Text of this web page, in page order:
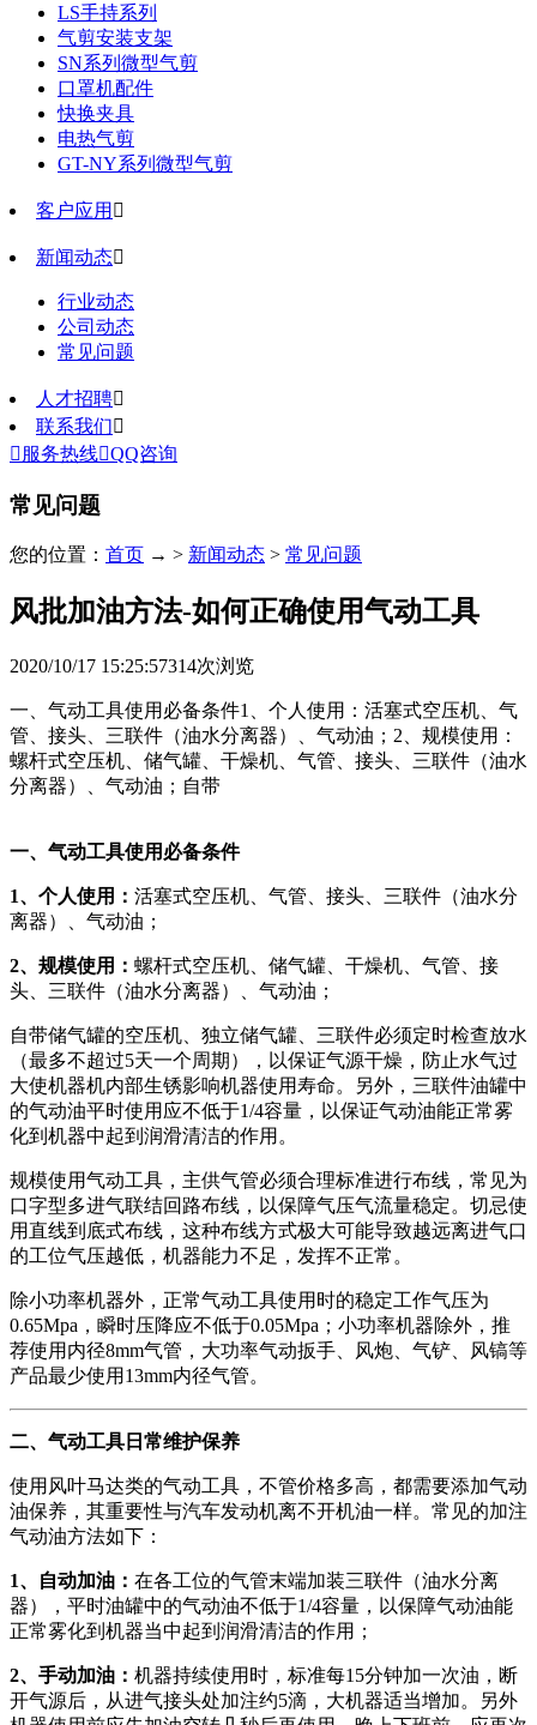
LS手持系列
气剪安装支架
SN系列微型气剪
口罩机配件
快换夹具
电热气剪
GT-NY系列微型气剪
客户应用 
新闻动态
行业动态
公司动态
常见问题
人才招聘
联系我们
 服务热线QQ咨询
常见问题
您的位置： 首页 → > 新闻动态 > 常见问题
风批加油方法-如何正确使用气动工具
2020/10/17 15:25:57314次浏览
一、气动工具使用必备条件1、个人使用：活塞式空压机、气
管、接头、三联件（油水分离器）、气动油；2、规模使用：
螺杆式空压机、储气罐、干燥机、气管、接头、三联件（油水
分离器）、气动油；自带
一、气动工具使用必备条件
1、个人使用： 活塞式空压机、气管、接头、三联件（油水分
离器）、气动油；
2、规模使用： 螺杆式空压机、储气罐、干燥机、气管、接
头、三联件（油水分离器）、气动油；
自带储气罐的空压机、独立储气罐、三联件必须定时检查放水
（最多不超过5天一个周期），以保证气源干燥，防止水气过
大使机器机内部生锈影响机器使用寿命。另外，三联件油罐中
的气动油平时使用应不低于1/4容量，以保证气动油能正常雾
化到机器中起到润滑清洁的作用。
规模使用气动工具，主供气管必须合理标准进行布线，常见为
口字型多进气联结回路布线，以保障气压气流量稳定。切忌使
用直线到底式布线，这种布线方式极大可能导致越远离进气口
的工位气压越低，机器能力不足，发挥不正常。
除小功率机器外，正常气动工具使用时的稳定工作气压为
0.65Mpa，瞬时压降应不低于0.05Mpa；小功率机器除外，推
荐使用内径8mm气管，大功率气动扳手、风炮、气铲、风镐等
产品最少使用13mm内径气管。
二、气动工具日常维护保养
使用风叶马达类的气动工具，不管价格多高，都需要添加气动
油保养，其重要性与汽车发动机离不开机油一样。常见的加注
气动油方法如下：
1、自动加油： 在各工位的气管末端加装三联件（油水分离
器），平时油罐中的气动油不低于1/4容量，以保障气动油能
正常雾化到机器当中起到润滑清洁的作用；
2、手动加油： 机器持续使用时，标准每15分钟加一次油，断
开气源后，从进气接头处加注约5滴，大机器适当增加。另外